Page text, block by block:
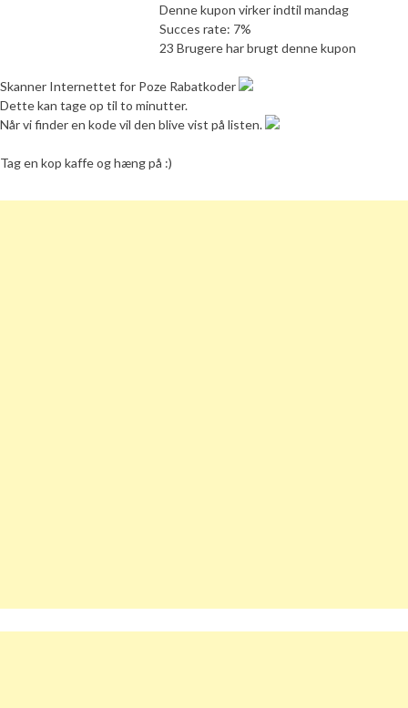
Denne kupon virker indtil mandag
Succes rate: 7%
23 Brugere har brugt denne kupon
Skanner Internettet for Poze Rabatkoder
Dette kan tage op til to minutter.
Når vi finder en kode vil den blive vist på listen.
Tag en kop kaffe og hæng på :)